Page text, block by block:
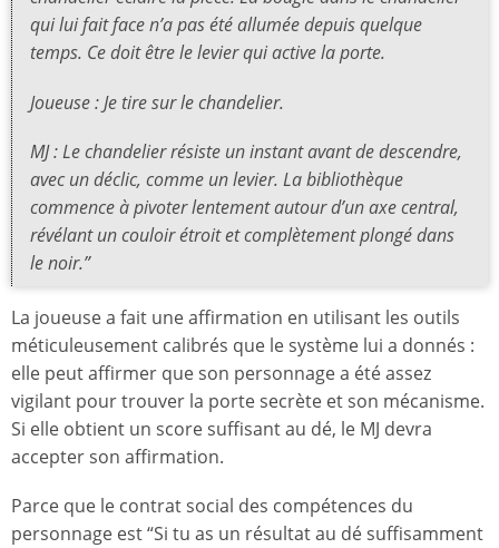
qui lui fait face n’a pas été allumée depuis quelque
temps. Ce doit être le levier qui active la porte.
Joueuse : Je tire sur le chandelier.
MJ : Le chandelier résiste un instant avant de descendre,
avec un déclic, comme un levier. La bibliothèque
commence à pivoter lentement autour d’un axe central,
révélant un couloir étroit et complètement plongé dans
le noir.”
La joueuse a fait une affirmation en utilisant les outils
méticuleusement calibrés que le système lui a donnés :
elle peut affirmer que son personnage a été assez
vigilant pour trouver la porte secrète et son mécanisme.
Si elle obtient un score suffisant au dé, le MJ devra
accepter son affirmation.
Parce que le contrat social des compétences du
personnage est “Si tu as un résultat au dé suffisamment